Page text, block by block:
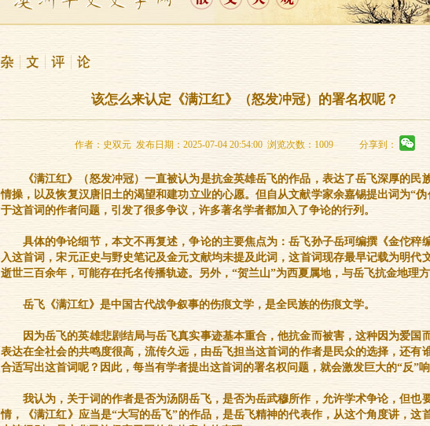
该怎么来认定《满江红》（怒发冲冠）的署名权呢？
作者：史双元 发布日期：2025-07-04 20:54:00 浏览次数：1009 分享到：
《满江红》（怒发冲冠）一直被认为是抗金英雄岳飞的作品，表达了岳飞深厚的民
情操，以及恢复汉唐旧土的渴望和建功立业的心愿。但自从文献学家余嘉锡提出词为“伪
于这首词的作者问题，引发了很多争议，许多著名学者都加入了争论的行列。
具体的争论细节，本文不再复述，争论的主要焦点为：岳飞孙子岳珂编撰《金佗稡
入这首词，宋元正史与野史笔记及金元文献均未提及此词，这首词现存最早记载为明代
逝世三百余年，可能存在托名传播轨迹。另外，“贺兰山”为西夏属地，与岳飞抗金地理方
岳飞《满江红》是中国古代战争叙事的伤痕文学，是全民族的伤痕文学。
因为岳飞的英雄悲剧结局与岳飞真实事迹基本重合，他抗金而被害，这种因为爱国
表达在全社会的共鸣度很高，流传久远，由岳飞担当这首词的作者是民众的选择，还有
合适写出这首词呢？因此，每当有学者提出这首词的署名权问题，就会激发巨大的“反”响
我认为，关于词的作者是否为汤阴岳飞，是否为岳武穆所作，允许学术争论，但也
情，《满江红》应当是“大写的岳飞”的作品，是岳飞精神的代表作，从这个角度讲，这